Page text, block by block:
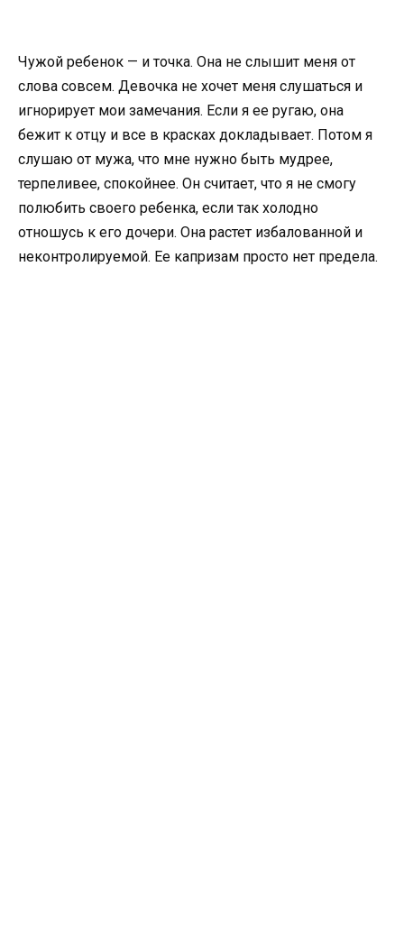
Чужой ребенок — и точка. Она не слышит меня от
слова совсем. Девочка не хочет меня слушаться и
игнорирует мои замечания. Если я ее ругаю, она
бежит к отцу и все в красках докладывает. Потом я
слушаю от мужа, что мне нужно быть мудрее,
терпеливее, спокойнее. Он считает, что я не смогу
полюбить своего ребенка, если так холодно
отношусь к его дочери. Она растет избалованной и
неконтролируемой. Ее капризам просто нет предела.